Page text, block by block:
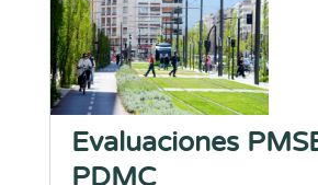
Evaluaciones
PDMC